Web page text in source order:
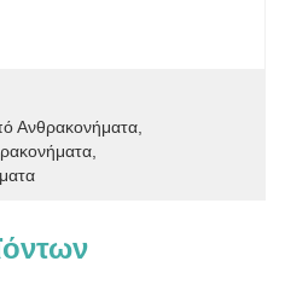
Ανθρακονήματα